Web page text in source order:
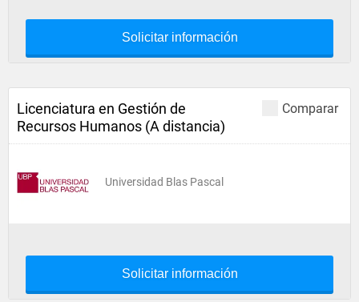
Solicitar información
Comparar
Licenciatura en Gestión de
Recursos Humanos (A distancia)
Universidad Blas Pascal
Solicitar información